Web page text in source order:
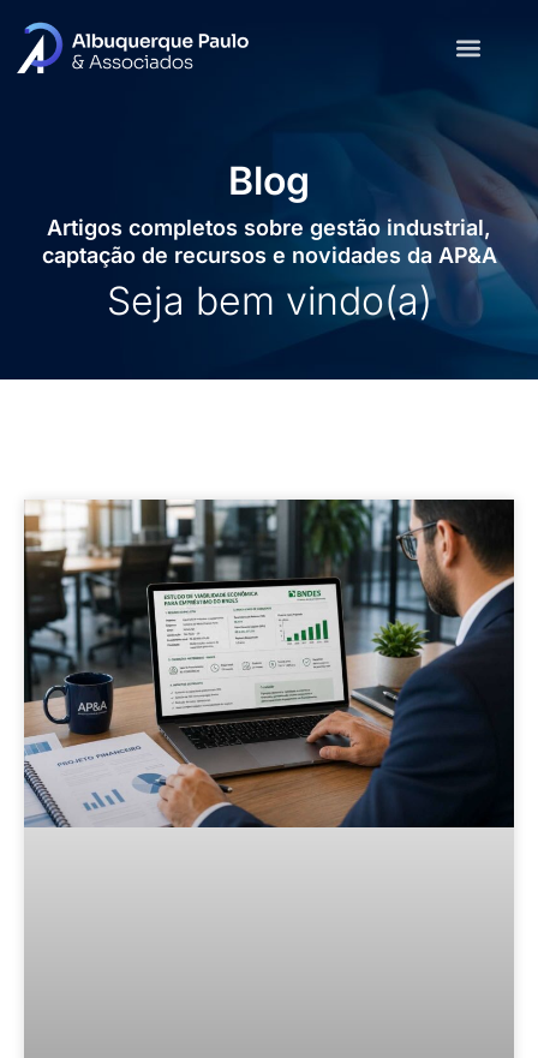
Blog
Artigos completos sobre gestão industrial,
captação de recursos e novidades da AP&A
Seja bem vindo(a)